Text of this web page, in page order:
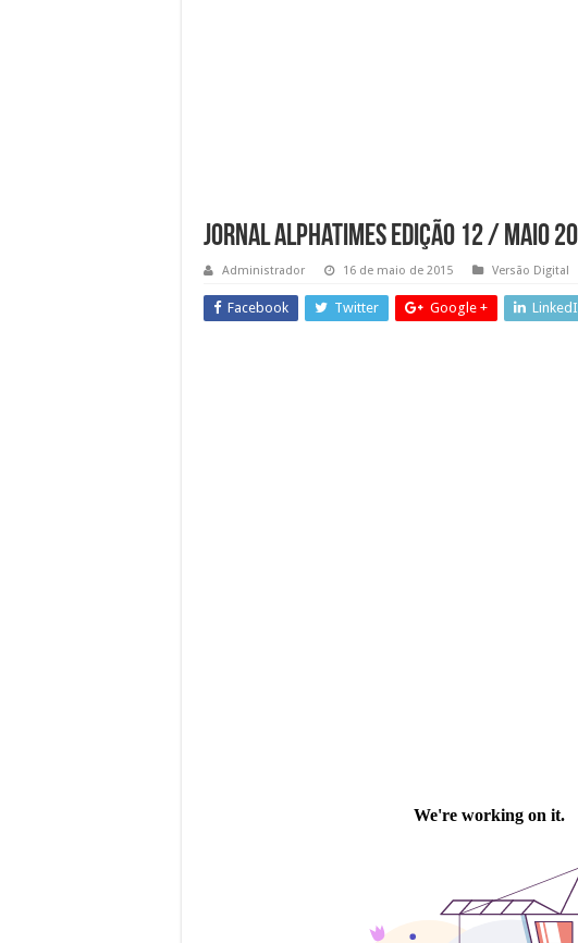
Jornal Alphatimes edição 12 / Maio
Administrador 16 de maio de 2015 Versão Digital
Facebook Twitter Google +